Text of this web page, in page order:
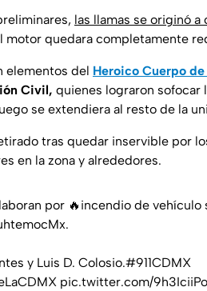
las llamas se originó
motor quedara completamente
elementos del Heroico Cuerpo
Civil, quienes lograron sofocar
se extendiera al resto de la
tras quedar inservible por
en la zona y alrededores.
por 🔥incendio de vehículo
.
y Luis D. Colosio.#911CDMX
pic.twitter.com/